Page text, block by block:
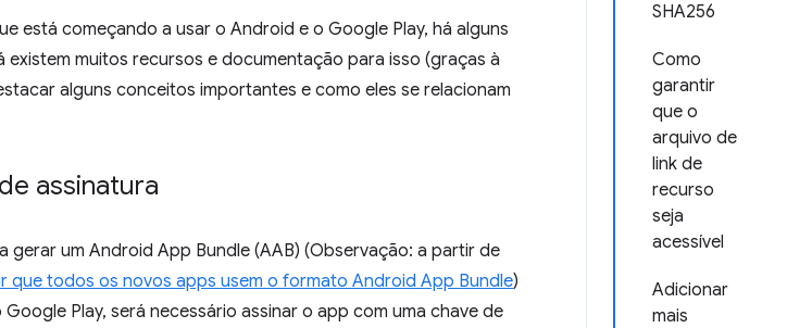
SHA256
Como
garantir
que o
arquivo de
link de
recurso
seja
acessível
Adicionar
mais
está começando a usar o Android e o Google Play, há alguns
muitos recursos e documentação para isso (graças à
alguns conceitos importantes e como eles se relacionam
assinatura
gerar um Android App Bundle (AAB) (Observação: a partir de
que todos os novos apps usem o formato Android App Bundle)
Play, será necessário assinar o app com uma chave de